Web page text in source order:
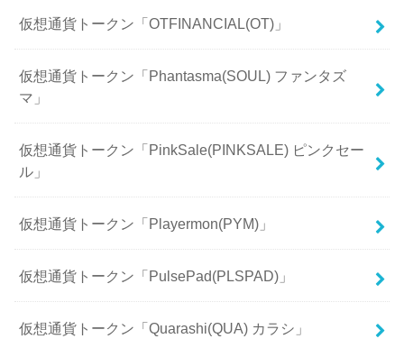
仮想通貨トークン「OTFINANCIAL(OT)」
仮想通貨トークン「Phantasma(SOUL) ファンタズ
マ」
仮想通貨トークン「PinkSale(PINKSALE) ピンクセー
ル」
仮想通貨トークン「Playermon(PYM)」
仮想通貨トークン「PulsePad(PLSPAD)」
仮想通貨トークン「Quarashi(QUA) カラシ」